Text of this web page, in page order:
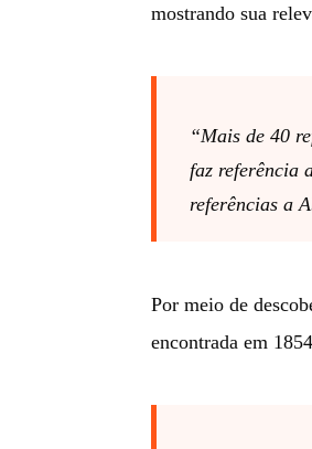
mostrando sua
“Mais de 40
faz referência
referências a
Por meio de
encontrada em